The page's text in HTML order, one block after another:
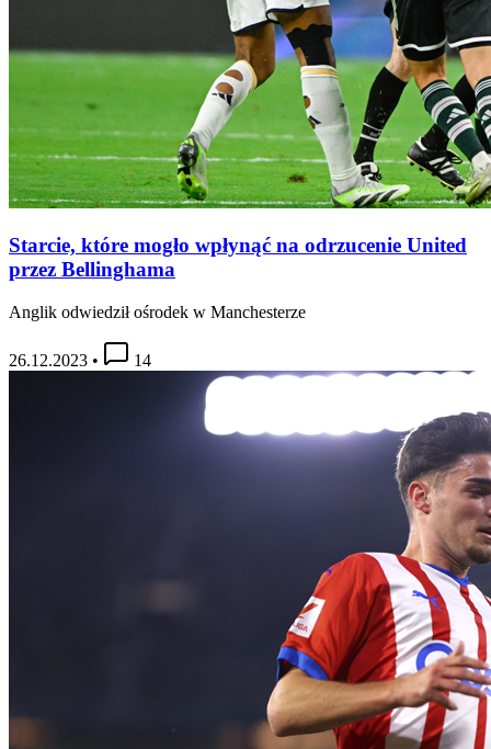
Starcie, które mogło wpłynąć na odrzucenie United
przez Bellinghama
Anglik odwiedził ośrodek w Manchesterze
26.12.2023 • 14